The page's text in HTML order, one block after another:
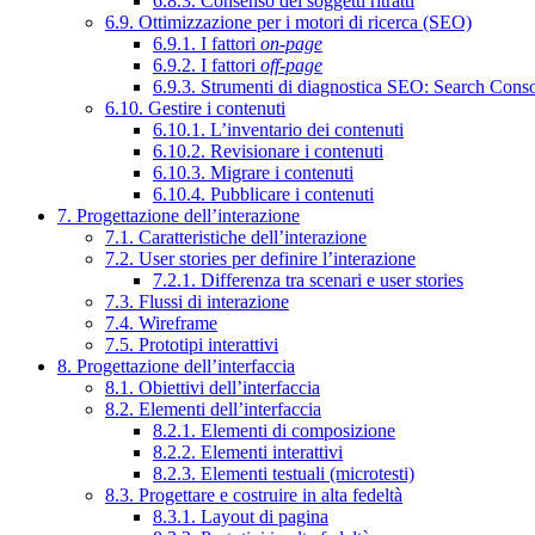
6.9. Ottimizzazione per i motori di ricerca (SEO)
6.9.1. I fattori on-page
6.9.2. I fattori off-page
6.9.3. Strumenti di diagnostica SEO: Search
6.10. Gestire i contenuti
6.10.1. L’inventario dei contenuti
6.10.2. Revisionare i contenuti
6.10.3. Migrare i contenuti
6.10.4. Pubblicare i contenuti
7. Progettazione dell’interazione
7.1. Caratteristiche dell’interazione
7.2. User stories per definire l’interazione
7.2.1. Differenza tra scenari e user stories
7.3. Flussi di interazione
7.4. Wireframe
7.5. Prototipi interattivi
8. Progettazione dell’interfaccia
8.1. Obiettivi dell’interfaccia
8.2. Elementi dell’interfaccia
8.2.1. Elementi di composizione
8.2.2. Elementi interattivi
8.2.3. Elementi testuali (microtesti)
8.3. Progettare e costruire in alta fedeltà
8.3.1. Layout di pagina